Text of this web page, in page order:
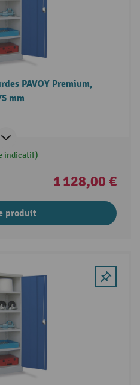
PAVOY Premium,
mm
indicatif)
1 128,00 €
produit